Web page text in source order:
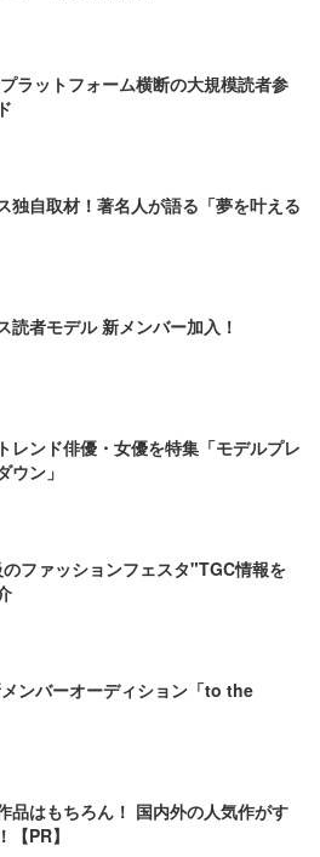
ラットフォーム横断の大規模読者参
独自取材！著名人が語る「夢を叶える
読者モデル 新メンバー加入！
レンド俳優・女優を特集「モデルプレ
ウン」
ファッションフェスタ"TGC情報を
ンバーオーディション「to the
品はもちろん！ 国内外の人気作がす
【PR】